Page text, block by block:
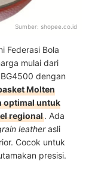
Sumber: shopee.co.id
Federasi Bola
mulai dari
dengan
Molten
optimal untuk
regional. Ada
leatherasli
Cocok untuk
presisi.